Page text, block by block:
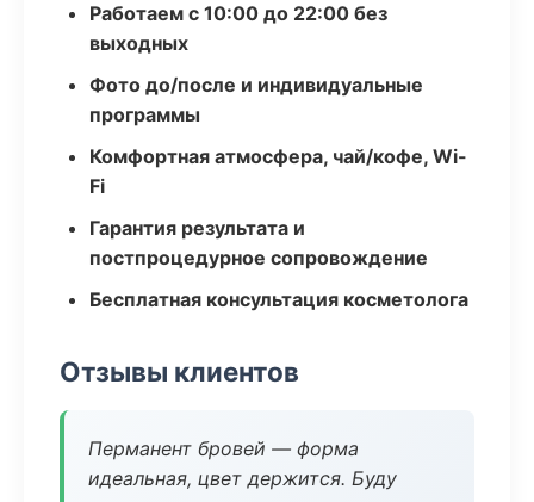
Работаем с 10:00 до 22:00 без
выходных
Фото до/после и индивидуальные
программы
Комфортная атмосфера, чай/кофе, Wi-
Fi
Гарантия результата и
постпроцедурное сопровождение
Бесплатная консультация косметолога
Отзывы клиентов
Перманент бровей — форма
идеальная, цвет держится. Буду